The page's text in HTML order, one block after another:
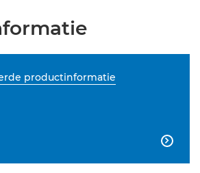
productinformatie
